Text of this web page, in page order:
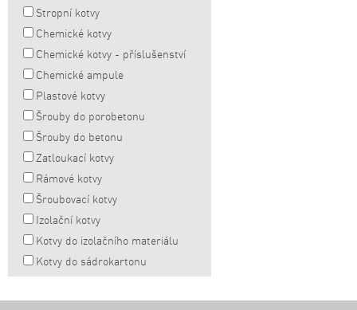
Stropní kotvy
Chemické kotvy
Chemické kotvy - příslušenství
Chemické ampule
Plastové kotvy
Šrouby do porobetonu
Šrouby do betonu
Zatloukací kotvy
Rámové kotvy
Šroubovací kotvy
Izolační kotvy
Kotvy do izolačního materiálu
Kotvy do sádrokartonu